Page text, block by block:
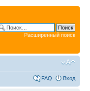
Расширенный поиск
FAQ Вход